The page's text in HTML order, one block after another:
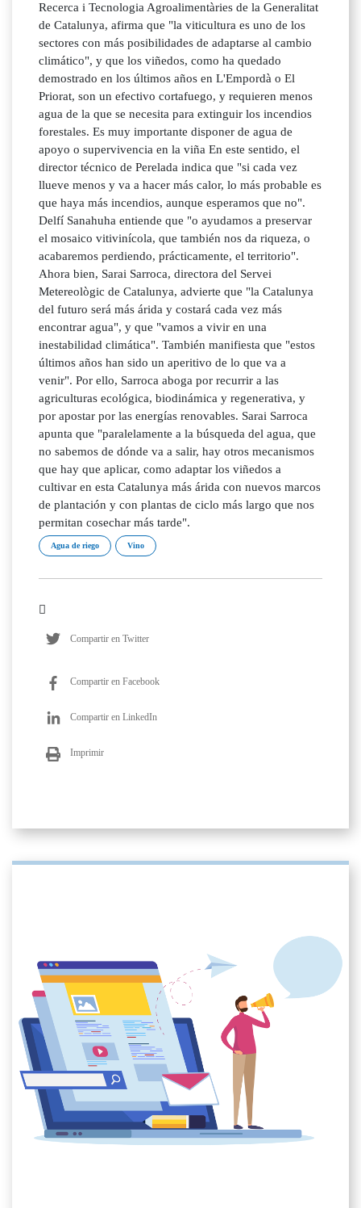
Recerca i Tecnologia Agroalimentàries de la Generalitat
de Catalunya, afirma que "la viticultura es uno de los
sectores con más posibilidades de adaptarse al cambio
climático", y que los viñedos, como ha quedado
demostrado en los últimos años en L'Empordà o El
Priorat, son un efectivo cortafuego, y requieren menos
agua de la que se necesita para extinguir los incendios
forestales. Es muy importante disponer de agua de
apoyo o supervivencia en la viña En este sentido, el
director técnico de Perelada indica que "si cada vez
llueve menos y va a hacer más calor, lo más probable es
que haya más incendios, aunque esperamos que no".
Delfí Sanahuha entiende que "o ayudamos a preservar
el mosaico vitivinícola, que también nos da riqueza, o
acabaremos perdiendo, prácticamente, el territorio".
Ahora bien, Sarai Sarroca, directora del Servei
Metereològic de Catalunya, advierte que "la Catalunya
del futuro será más árida y costará cada vez más
encontrar agua", y que "vamos a vivir en una
inestabilidad climática". También manifiesta que "estos
últimos años han sido un aperitivo de lo que va a
venir". Por ello, Sarroca aboga por recurrir a las
agriculturas ecológica, biodinámica y regenerativa, y
por apostar por las energías renovables. Sarai Sarroca
apunta que "paralelamente a la búsqueda del agua, que
no sabemos de dónde va a salir, hay otros mecanismos
que hay que aplicar, como adaptar los viñedos a
cultivar en esta Catalunya más árida con nuevos marcos
de plantación y con plantas de ciclo más largo que nos
permitan cosechar más tarde".
Agua de riego Vino
Compartir en Twitter
Compartir en Facebook
Compartir en LinkedIn
Imprimir